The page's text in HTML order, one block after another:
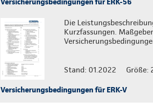
Die
Kurzfassungen.
Stand: 01.2022 Größe:
Versicherungsbedingungen für ERK-V